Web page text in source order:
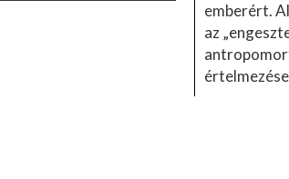
emberért.
az